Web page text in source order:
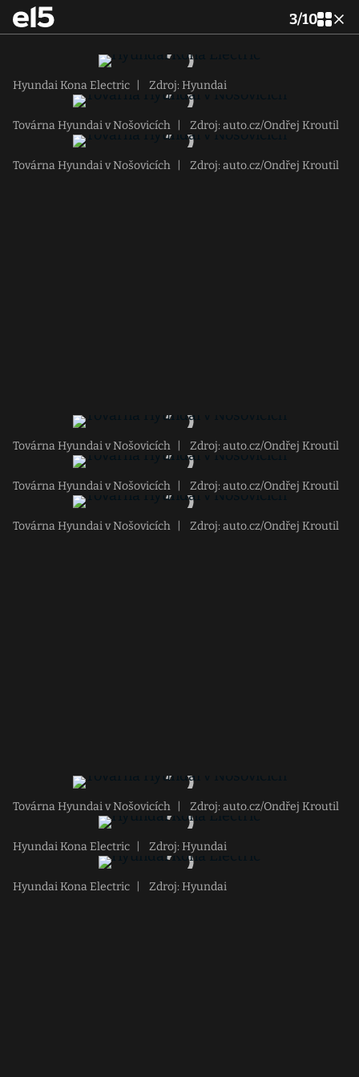
3/10
Hyundai Kona Electric Zdroj: Hyundai
Továrna Hyundai v Nošovicích Zdroj: auto.cz/Ondřej Kroutil
Továrna Hyundai v Nošovicích Zdroj: auto.cz/Ondřej Kroutil
Továrna Hyundai v Nošovicích Zdroj: auto.cz/Ondřej Kroutil
Továrna Hyundai v Nošovicích Zdroj: auto.cz/Ondřej Kroutil
Továrna Hyundai v Nošovicích Zdroj: auto.cz/Ondřej Kroutil
Továrna Hyundai v Nošovicích Zdroj: auto.cz/Ondřej Kroutil
Hyundai Kona Electric Zdroj: Hyundai
Hyundai Kona Electric Zdroj: Hyundai